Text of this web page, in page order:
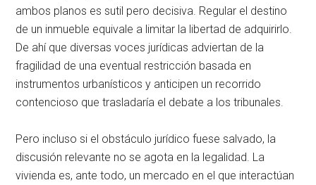
ambos planos es sutil pero decisiva. Regular el destino
de un inmueble equivale a limitar la libertad de adquirirlo.
De ahí que diversas voces jurídicas adviertan de la
fragilidad de una eventual restricción basada en
instrumentos urbanísticos y anticipen un recorrido
contencioso que trasladaría el debate a los tribunales.
Pero incluso si el obstáculo jurídico fuese salvado, la
discusión relevante no se agota en la legalidad. La
vivienda es, ante todo, un mercado en el que interactúan